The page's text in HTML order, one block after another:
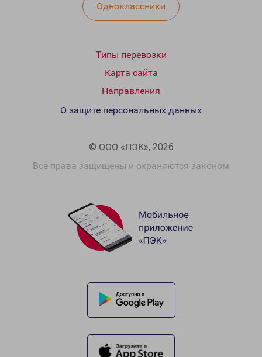
Одноклассники
Типы перевозки
Карта сайта
Направления
© ООО «ПЭК», 2026
Все права защищены и охраняются законом
О защите персональных данных